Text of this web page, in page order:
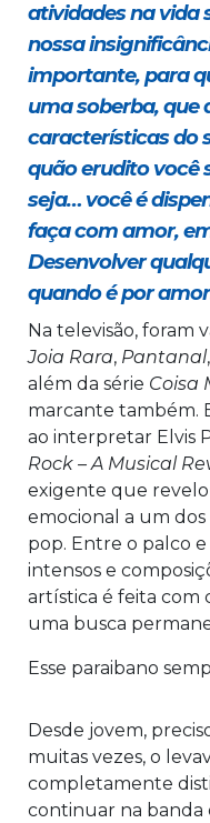
atividades na vida
nossa
importante, para
uma soberba, que
características do
quão erudito você
seja… você é
faça com amor,
Desenvolver
quando é por
Na televisão, foram
Joia Rara, Pantanal
além da série Coisa
marcante também.
ao interpretar Elvis
Rock – A Musical
exigente que
emocional a um
pop. Entre o palco
intensos e
artística é feita com
uma busca
Esse paraibano
Desde jovem,
muitas vezes, o
completamente
continuar na banda